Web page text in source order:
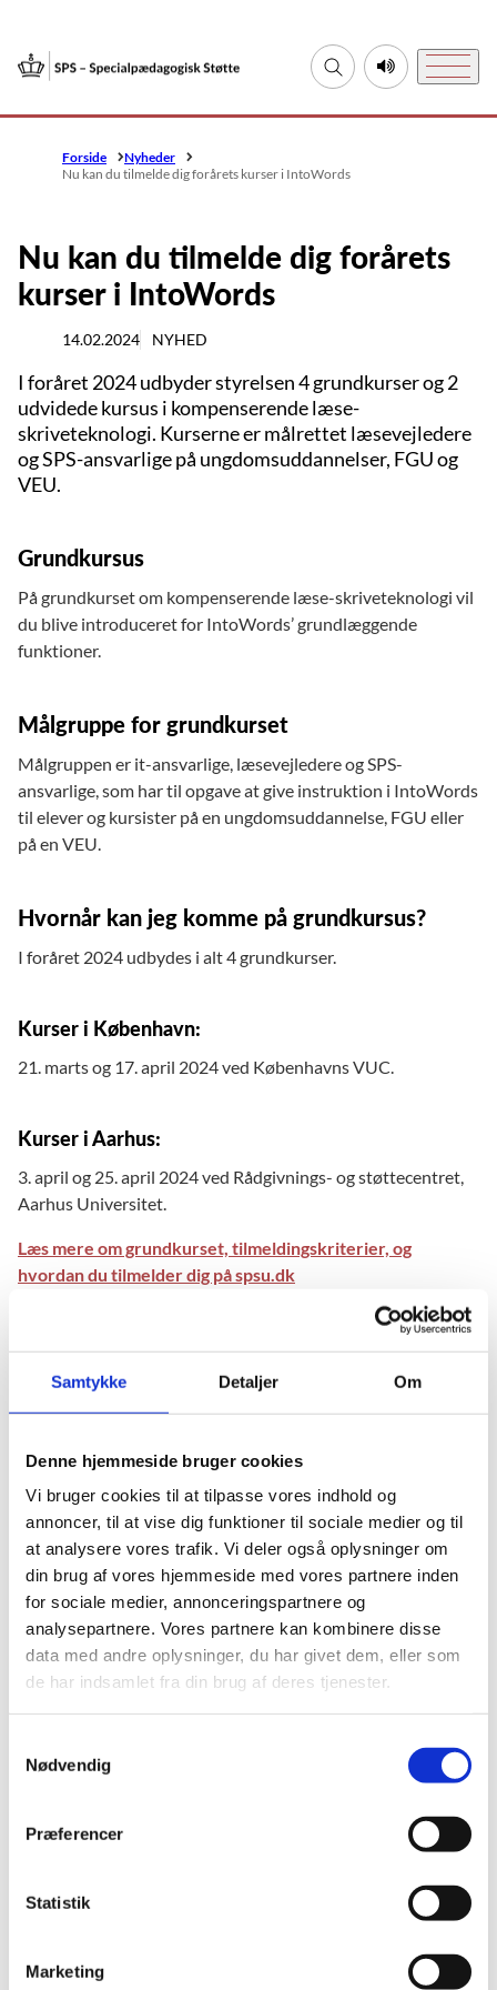
Samtykke Detaljer Om
Denne hjemmeside bruger cookies
Vi bruger cookies til at tilpasse vores indhold og
annoncer, til at vise dig funktioner til sociale medier og til
at analysere vores trafik. Vi deler også oplysninger om
din brug af vores hjemmeside med vores partnere inden
for sociale medier, annonceringspartnere og
analysepartnere. Vores partnere kan kombinere disse
data med andre oplysninger, du har givet dem, eller som
de har indsamlet fra din brug af deres tjenester.
Nødvendig
Præferencer
Statistik
Marketing
Gå til forsiden Fold søgefelt udLyt til denne side
Menu
Forside
Nyheder
Nu kan du tilmelde dig forårets kurser i IntoWords
Nu kan du tilmelde dig forårets
kurser i IntoWords
14.02.2024 NYHED
I foråret 2024 udbyder styrelsen 4 grundkurser og 2
udvidede kursus i kompenserende læse-
skriveteknologi. Kurserne er målrettet læsevejledere
og SPS-ansvarlige på ungdomsuddannelser, FGU og
VEU.
Grundkursus
På grundkurset om kompenserende læse-skriveteknologi vil
du blive introduceret for IntoWords’ grundlæggende
funktioner.
Målgruppe for grundkurset
Målgruppen er it-ansvarlige, læsevejledere og SPS-
ansvarlige, som har til opgave at give instruktion i IntoWords
til elever og kursister på en ungdomsuddannelse, FGU eller
på en VEU.
Hvornår kan jeg komme på grundkursus?
I foråret 2024 udbydes i alt 4 grundkurser.
Kurser i København:
21. marts og 17. april 2024 ved Københavns VUC.
Kurser i Aarhus:
3. april og 25. april 2024 ved Rådgivnings- og støttecentret,
Aarhus Universitet.
Læs mere om grundkurset, tilmeldingskriterier, og
hvordan du tilmelder dig på spsu.dk
Udvidet kursus
Det udvidede kursus har fokus på metoder til at inddrage
kompenserende læse-skriveteknologi det strategiske
Målgruppe for det udvidede kursus
Målgruppen er læsevejledere og SPS-ansvarlige, som har til
opgave at yde støtte til målgruppen af ordblinde elever og
kursister på en ungdomsuddannelse, FGU eller på en VEU.
Hvornår kan jeg komme på udvidet kursus?
I foråret 2024 udbydes 2 udvidede kurser.
18. april 2024 ved Københavns VUC.
Online-kursus:
Kurset afholdes via Zoom. Det er Rådgivnings- og